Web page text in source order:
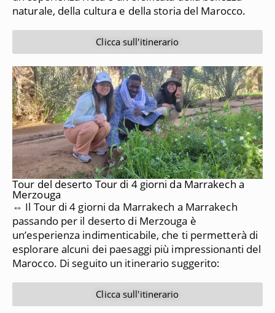
naturale, della cultura e della storia del Marocco.
Clicca sull'itinerario
Tour del deserto Tour di 4 giorni da Marrakech a
Merzouga
⇔ Il Tour di 4 giorni da Marrakech a Marrakech
passando per il deserto di Merzouga è
un’esperienza indimenticabile, che ti permetterà di
esplorare alcuni dei paesaggi più impressionanti del
Marocco. Di seguito un itinerario suggerito:
Clicca sull'itinerario